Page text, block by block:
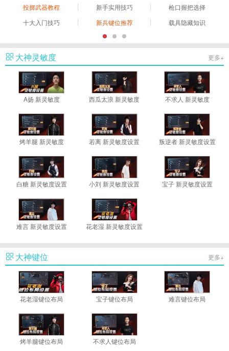
投掷武器教程
新手实用技巧
枪口握把选择
十大入门技巧
新兵键位推荐 载具隐藏知识
大神灵敏度 更多+
A扬 新灵敏度 西瓜太浪 新灵敏度 不求人 新灵敏度
烤羊腿 新灵敏度 若离 新灵敏度设置 叛逆者 新灵敏度设置
白糖 新灵敏度设置 小刘 新灵敏度设置 宝子 新灵敏度设置
难言 新灵敏度设置 花老湿 新灵敏度设置
大神键位 更多+
花老湿键位布局 宝子键位布局 难言键位布局
烤羊腿键位布局 不求人键位布局